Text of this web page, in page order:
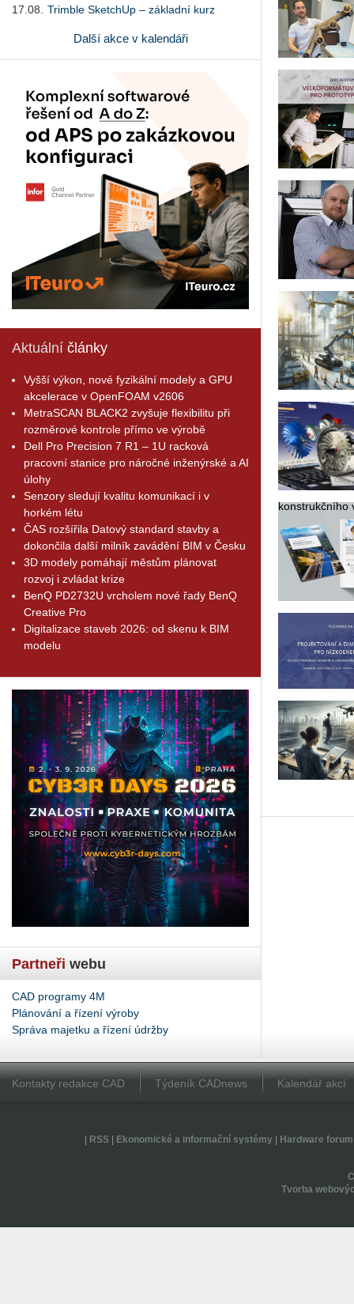
17.08.
Trimble SketchUp – základní kurz
Další akce v kalendáři
Aktuální články
Vyšší výkon, nové fyzikální modely a GPU
akcelerace v OpenFOAM v2606
MetraSCAN BLACK2 zvyšuje flexibilitu při
rozměrové kontrole přímo ve výrobě
Dell Pro Precision 7 R1 – 1U racková
pracovní stanice pro náročné inženýrské a AI
úlohy
Senzory sledují kvalitu komunikací i v
horkém létu
ČAS rozšířila Datový standard stavby a
dokončila další milník zavádění BIM v Česku
3D modely pomáhají městům plánovat
rozvoj i zvládat krize
BenQ PD2732U vrcholem nové řady BenQ
Creative Pro
Digitalizace staveb 2026: od skenu k BIM
modelu
Partneři webu
CAD programy 4M
Plánování a řízení výroby
Správa majetku a řízení údržby
kon­strukč­ní­ho
Kontakty redakce CAD Týdeník CADnews Kalendář akcí
RSS| Ekonomické a informační systémy| Hardware forum
Tvorba